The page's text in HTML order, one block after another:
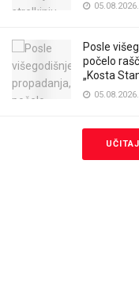
05.08.2026.
Posle
počelo
„Kosta
05.08.2026.